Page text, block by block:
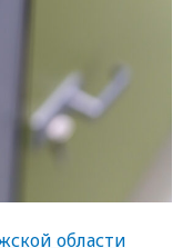
области